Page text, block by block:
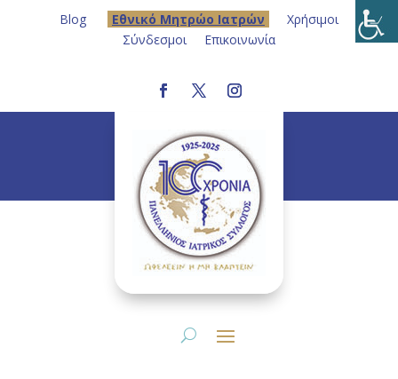
Blog Eθνικό Μητρώο Ιατρών
Χρήσιμοι
Σύνδεσμοι
Επικοινωνία